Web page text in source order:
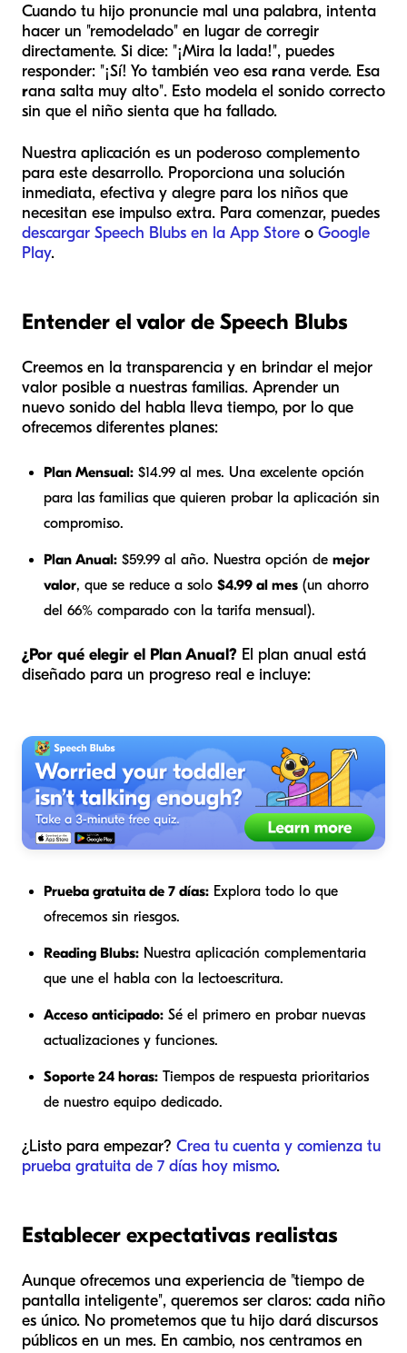
Cuando tu hijo pronuncie mal una palabra, intenta
hacer un "remodelado" en lugar de corregir
directamente. Si dice: "¡Mira la lada!", puedes
responder: "¡Sí! Yo también veo esa rana verde. Esa
rana salta muy alto". Esto modela el sonido correcto
sin que el niño sienta que ha fallado.
Nuestra aplicación es un poderoso complemento
para este desarrollo. Proporciona una solución
inmediata, efectiva y alegre para los niños que
necesitan ese impulso extra. Para comenzar, puedes
descargar Speech Blubs en la App Store o Google
Play.
Entender el valor de Speech Blubs
Creemos en la transparencia y en brindar el mejor
valor posible a nuestras familias. Aprender un
nuevo sonido del habla lleva tiempo, por lo que
ofrecemos diferentes planes:
Plan Mensual: $14.99 al mes. Una excelente opción
para las familias que quieren probar la aplicación sin
compromiso.
Plan Anual: $59.99 al año. Nuestra opción de mejor
valor, que se reduce a solo $4.99 al mes (un ahorro
del 66% comparado con la tarifa mensual).
¿Por qué elegir el Plan Anual? El plan anual está
diseñado para un progreso real e incluye:
Prueba gratuita de 7 días: Explora todo lo que
ofrecemos sin riesgos.
Reading Blubs: Nuestra aplicación complementaria
que une el habla con la lectoescritura.
Acceso anticipado: Sé el primero en probar nuevas
actualizaciones y funciones.
Soporte 24 horas: Tiempos de respuesta prioritarios
de nuestro equipo dedicado.
¿Listo para empezar? Crea tu cuenta y comienza tu
prueba gratuita de 7 días hoy mismo.
Establecer expectativas realistas
Aunque ofrecemos una experiencia de "tiempo de
pantalla inteligente", queremos ser claros: cada niño
es único. No prometemos que tu hijo dará discursos
públicos en un mes. En cambio, nos centramos en